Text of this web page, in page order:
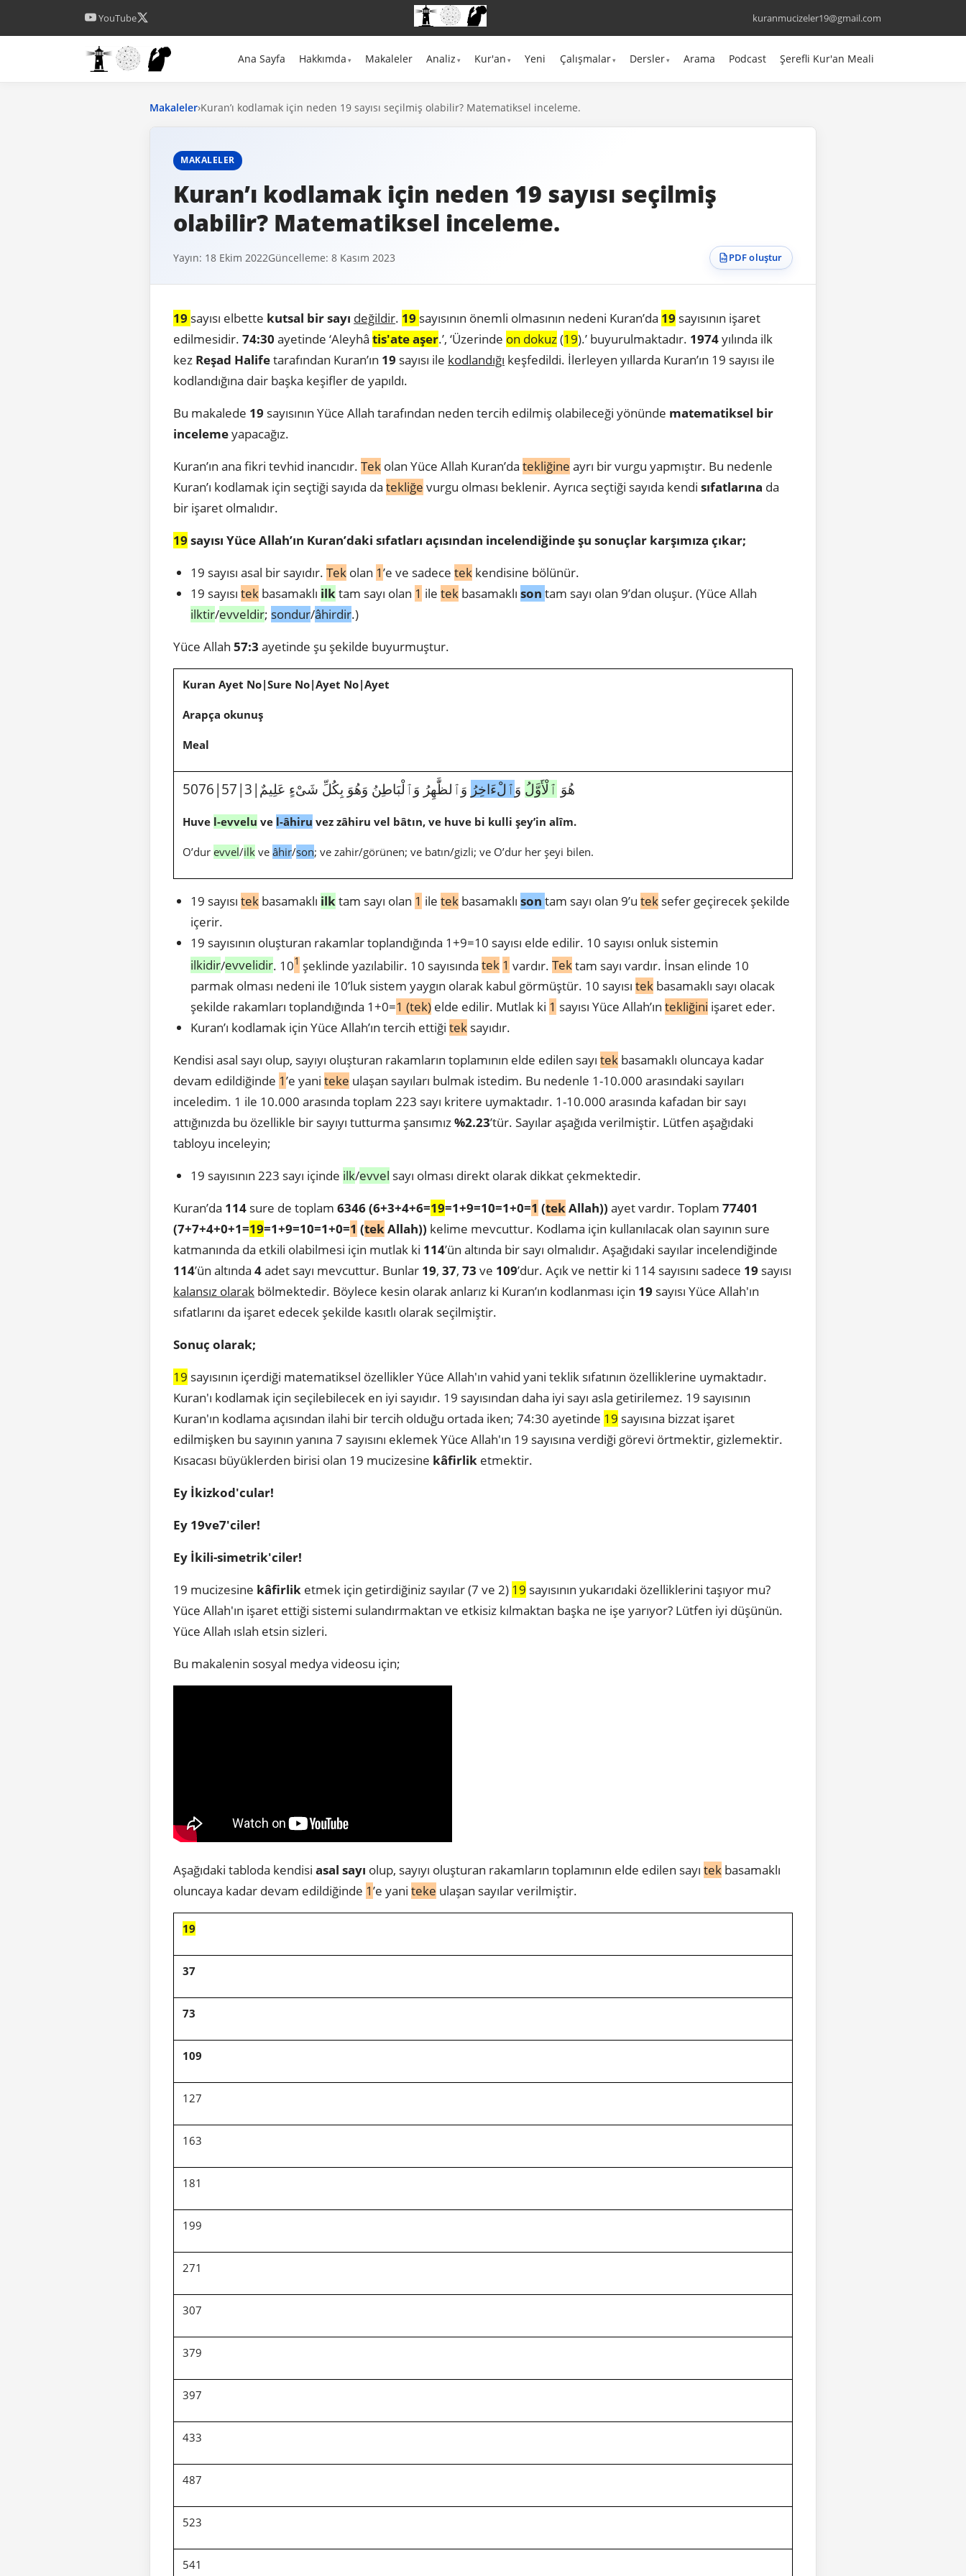
YouTube kuranmucizeler19@gmail.com
Ana Sayfa Hakkımda Makaleler Analiz Kur'an Yeni Çalışmalar Dersler Arama Podcast Şerefli Kur'an Meali
Makaleler›Kuran’ı kodlamak için neden 19 sayısı seçilmiş olabilir? Matematiksel inceleme.
MAKALELER
Kuran’ı kodlamak için neden 19 sayısı seçilmiş
olabilir? Matematiksel inceleme.
Yayın: 18 Ekim 2022Güncelleme: 8 Kasım 2023 PDF oluştur
19 sayısı elbette kutsal bir sayı değildir. 19 sayısının önemli olmasının nedeni Kuran’da 19 sayısının işaret
edilmesidir. 74:30 ayetinde ‘Aleyhâ tis'ate aşer.’, ‘Üzerinde on dokuz(19).’ buyurulmaktadır. 1974yılında ilk
kez Reşad Halifetarafından Kuran’ın 19 sayısı ile kodlandığı keşfedildi. İlerleyen yıllarda Kuran’ın 19 sayısı ile
kodlandığına dair başka keşifler de yapıldı.
Bu makalede 19 sayısının Yüce Allah tarafından neden tercih edilmiş olabileceği yönünde matematiksel bir
incelemeyapacağız.
Kuran’ın ana fikri tevhid inancıdır. Tek olan Yüce Allah Kuran’da tekliğine ayrı bir vurgu yapmıştır. Bu nedenle
Kuran’ı kodlamak için seçtiği sayıda da tekliğe vurgu olması beklenir. Ayrıca seçtiği sayıda kendi sıfatlarına da
bir işaret olmalıdır.
19 sayısı Yüce Allah’ın Kuran’daki sıfatları açısından incelendiğinde şu sonuçlar karşımıza çıkar;
19 sayısı asal bir sayıdır. Tek olan 1’e ve sadece tek kendisine bölünür.
19 sayısı tek basamaklı ilktam sayı olan 1 ile tek basamaklı son tam sayı olan 9’dan oluşur. (Yüce Allah
ilktir/evveldir; sondur/âhirdir.)
Yüce Allah 57:3 ayetinde şu şekilde buyurmuştur.
Kuran Ayet No|Sure No|Ayet No|Ayet
Arapça okunuş
Meal
5076|57|3|هُوَ ٱلْأَوَّلُ وَٱلْءَاخِرُ وَٱلظَّٰهِرُ وَٱلْبَاطِنُ وَهُوَ بِكُلِّ شَىْءٍ عَلِيمٌ
Huve l-evvelu ve l-âhiru vez zâhiru vel bâtın, ve huve bi kulli şey’in alîm.
O’dur evvel/ilk ve âhir/son; ve zahir/görünen; ve batın/gizli; ve O’dur her şeyi bilen.
19 sayısı tek basamaklı ilktam sayı olan 1 ile tek basamaklı son tam sayı olan 9’u tek sefer geçirecek şekilde
içerir.
19 sayısının oluşturan rakamlar toplandığında 1+9=10 sayısı elde edilir. 10 sayısı onluk sistemin
ilkidir/evvelidir. 101 şeklinde yazılabilir. 10 sayısında tek 1 vardır. Tektam sayı vardır. İnsan elinde 10
parmak olması nedeni ile 10’luk sistem yaygın olarak kabul görmüştür. 10 sayısı tek basamaklı sayı olacak
şekilde rakamları toplandığında 1+0=1 (tek) elde edilir. Mutlak ki 1 sayısı Yüce Allah’ın tekliğini işaret eder.
Kuran’ı kodlamak için Yüce Allah’ın tercih ettiği tek sayıdır.
Kendisi asal sayı olup, sayıyı oluşturan rakamların toplamının elde edilen sayı tek basamaklı oluncaya kadar
devam edildiğinde 1’e yani teke ulaşan sayıları bulmak istedim. Bu nedenle 1-10.000 arasındaki sayıları
inceledim. 1 ile 10.000 arasında toplam 223 sayı kritere uymaktadır. 1-10.000 arasında kafadan bir sayı
attığınızda bu özellikle bir sayıyı tutturma şansımız%2.23’tür. Sayılar aşağıda verilmiştir. Lütfen aşağıdaki
tabloyu inceleyin;
19 sayısının 223 sayı içinde ilk/evvel sayı olması direkt olarak dikkat çekmektedir.
Kuran’da 114 sure de toplam 6346 (6+3+4+6=19=1+9=10=1+0=1 (tekAllah)) ayet vardır. Toplam 77401
(7+7+4+0+1=19=1+9=10=1+0=1 (tekAllah)) kelime mevcuttur. Kodlama için kullanılacak olan sayının sure
katmanında da etkili olabilmesi için mutlak ki 114’ün altında bir sayı olmalıdır. Aşağıdaki sayılar incelendiğinde
114’ün altında 4adet sayı mevcuttur. Bunlar 19, 37, 73 ve 109’dur. Açık ve nettir ki 114 sayısını sadece 19 sayısı
kalansız olarak bölmektedir. Böylece kesin olarak anlarız ki Kuran’ın kodlanması için 19 sayısı Yüce Allah'ın
sıfatlarını da işaret edecek şekilde kasıtlı olarak seçilmiştir.
Sonuç olarak;
19 sayısının içerdiği matematiksel özellikler Yüce Allah'ın vahid yani teklik sıfatının özelliklerine uymaktadır.
Kuran'ı kodlamak için seçilebilecek en iyi sayıdır. 19 sayısından daha iyi sayı asla getirilemez. 19 sayısının
Kuran'ın kodlama açısından ilahi bir tercih olduğu ortada iken; 74:30 ayetinde 19 sayısına bizzat işaret
edilmişken bu sayının yanına 7 sayısını eklemek Yüce Allah'ın 19 sayısına verdiği görevi örtmektir, gizlemektir.
Kısacası büyüklerden birisi olan 19 mucizesine kâfirlik etmektir.
Ey İkizkod'cular!
Ey 19ve7'ciler!
Ey İkili-simetrik'ciler!
19 mucizesine kâfirlik etmek için getirdiğiniz sayılar (7 ve 2) 19 sayısının yukarıdaki özelliklerini taşıyor mu?
Yüce Allah'ın işaret ettiği sistemi sulandırmaktan ve etkisiz kılmaktan başka ne işe yarıyor? Lütfen iyi düşünün.
Yüce Allah ıslah etsin sizleri.
Bu makalenin sosyal medya videosu için;
Aşağıdaki tabloda kendisi asal sayı olup, sayıyı oluşturan rakamların toplamının elde edilen sayı tek basamaklı
oluncaya kadar devam edildiğinde 1’e yani teke ulaşan sayılar verilmiştir.
19
37
73
109
127
163
181
199
271
307
379
397
433
487
523
541